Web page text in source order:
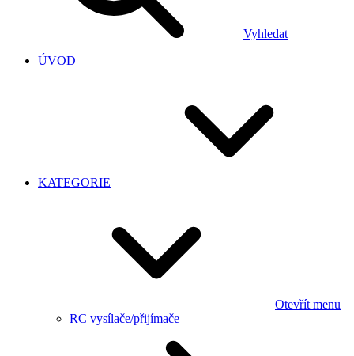
Vyhledat
ÚVOD
KATEGORIE
Otevřít menu
RC vysílače/přijímače